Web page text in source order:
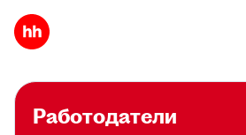
Работодатели